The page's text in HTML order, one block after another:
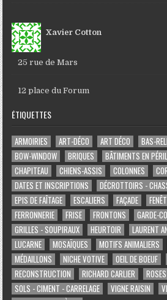
Xavier Cotton
25 rue de Mars
12 place du Forum
ÉTIQUETTES
ARMOIRIES ART-DÉCO ART DÉCO BAS-
BOW-WINDOW
BRIQUES
BÂTIMENTS EN
CHAPITEAU
CHIENS-ASSIS COLONNES
DATES ET INSCRIPTIONS
DÉCROTTOIRS -
EPIS DE FAÎTAGE
ESCALIERS FAÇADE
FERRONNERIE
FRISE FRONTONS GARDE-
GRILLES - SOUPIRAUX
HEURTOIR LAURENT
LUCARNE
MOSAÏQUES MOTIFS ANIMALIERS
MÉDAILLONS
NICHE VOTIVE OEIL DE BOEUF
RECONSTRUCTION
RICHARD CARLIER ROSES
SOLS - CIMENT - CARRELAGE
VIGNE RAISIN